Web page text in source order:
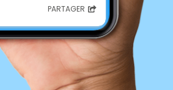
du chantier:
au vendredi de 8h à
:
PARTAGER